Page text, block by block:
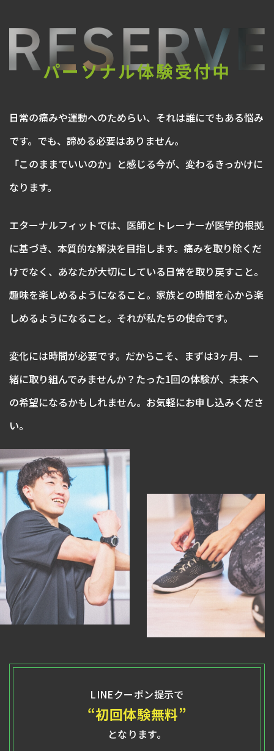
パーソナル体験受付中
日常の痛みや運動へのためらい、それは誰にでもある悩み
です。でも、諦める必要はありません。
「このままでいいのか」と感じる今が、変わるきっかけに
なります。
エターナルフィットでは、医師とトレーナーが医学的根拠
に基づき、本質的な解決を目指します。痛みを取り除くだ
けでなく、あなたが大切にしている日常を取り戻すこと。
趣味を楽しめるようになること。家族との時間を心から楽
しめるようになること。それが私たちの使命です。
変化には時間が必要です。だからこそ、まずは3ヶ月、一
緒に取り組んでみませんか？たった1回の体験が、未来へ
の希望になるかもしれません。お気軽にお申し込みくださ
い。
LINEクーポン提示で
“初回体験無料”
となります。